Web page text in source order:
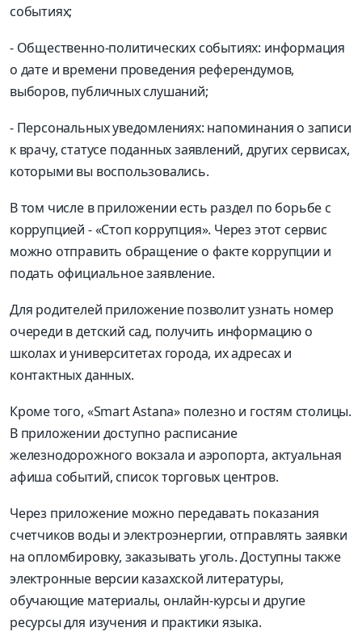
событиях;
- Общественно-политических событиях: информация
о дате и времени проведения референдумов,
выборов, публичных слушаний;
- Персональных уведомлениях: напоминания о записи
к врачу, статусе поданных заявлений, других сервисах,
которыми вы воспользовались.
В том числе в приложении есть раздел по борьбе с
коррупцией - «Стоп коррупция». Через этот сервис
можно отправить обращение о факте коррупции и
подать официальное заявление.
Для родителей приложение позволит узнать номер
очереди в детский сад, получить информацию о
школах и университетах города, их адресах и
контактных данных.
Кроме того, «Smart Astana» полезно и гостям столицы.
В приложении доступно расписание
железнодорожного вокзала и аэропорта, актуальная
афиша событий, список торговых центров.
Через приложение можно передавать показания
счетчиков воды и электроэнергии, отправлять заявки
на опломбировку, заказывать уголь. Доступны также
электронные версии казахской литературы,
обучающие материалы, онлайн-курсы и другие
ресурсы для изучения и практики языка.